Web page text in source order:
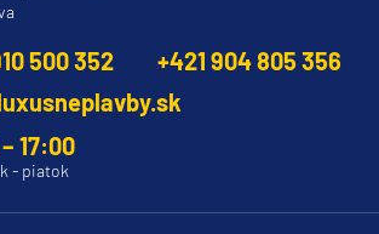
500 352
+421 904 805 356
17:00
- piatok